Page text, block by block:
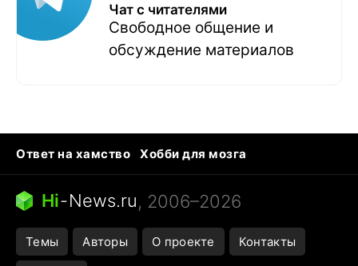
Чат с читателями
Свободное общение и
обсуждение материалов
Ответ на хамство
Хобби для мозга
Бензин 100 vs 95
Тунцы в океанариуме
Следующая пандемия
Hi-News.ru, 2006–2026
Темы Авторы О проекте Контакты